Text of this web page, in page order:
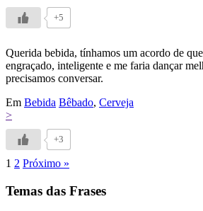
+5
Querida bebida, tínhamos um acordo de
engraçado, inteligente e me faria dançar
precisamos conversar.
Em Bebida Bêbado, Cerveja
>
+3
1 2 Próximo »
Temas das Frases